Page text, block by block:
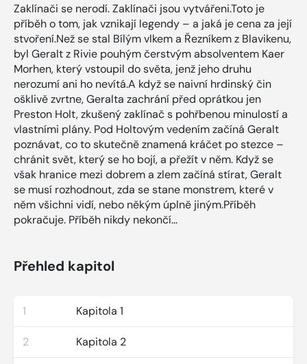
Zaklínači se nerodí. Zaklínači jsou vytvářeni.Toto je
příběh o tom, jak vznikají legendy – a jaká je cena za její
stvoření.Než se stal Bílým vlkem a Řezníkem z Blavikenu,
byl Geralt z Rivie pouhým čerstvým absolventem Kaer
Morhen, který vstoupil do světa, jenž jeho druhu
nerozumí ani ho nevítá.A když se naivní hrdinský čin
ošklivě zvrtne, Geralta zachrání před oprátkou jen
Preston Holt, zkušený zaklínač s pohřbenou minulostí a
vlastními plány. Pod Holtovým vedením začíná Geralt
poznávat, co to skutečně znamená kráčet po stezce –
chránit svět, který se ho bojí, a přežít v něm. Když se
však hranice mezi dobrem a zlem začíná stírat, Geralt
se musí rozhodnout, zda se stane monstrem, které v
něm všichni vidí, nebo někým úplně jiným.Příběh
pokračuje. Příběh nikdy nekončí...
Přehled kapitol
1 Kapitola 1
2 Kapitola 2